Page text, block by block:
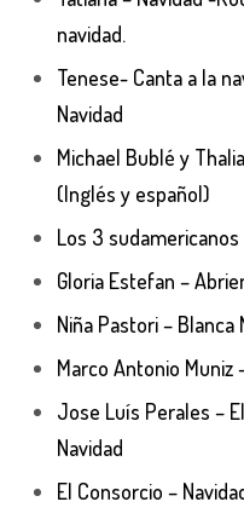
navidad.
Tenese- Canta a la
Navidad
Michael Bublé y
(Inglés y español)
Los 3
Gloria Estefan –
Niña Pastori – Blanca
Marco Antonio Muniz
Jose Luís Perales –
Navidad
El Consorcio –